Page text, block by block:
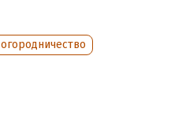
огородничество